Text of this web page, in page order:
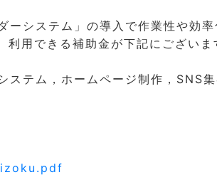
システム」の導入で作業性や効
用できる補助金が下記にございま
テム，ホームページ制作，SNS